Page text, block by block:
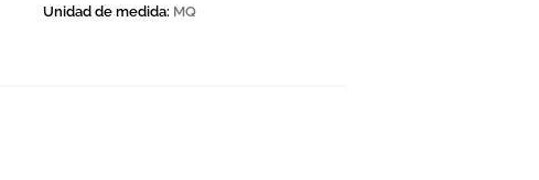
Unidad de medida: MQ